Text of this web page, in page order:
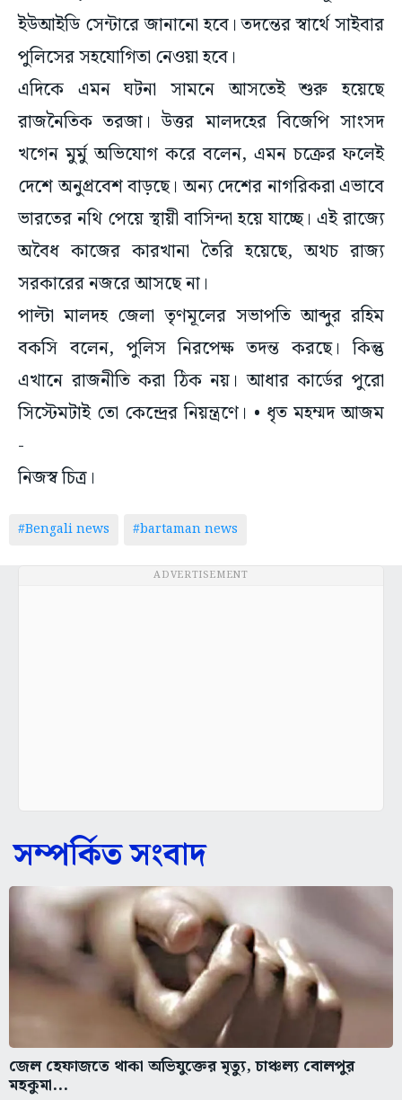
ইউআইডি সেন্টারে জানানো হবে। তদন্তের স্বার্থে সাইবার
পুলিসের সহযোগিতা নেওয়া হবে।
এদিকে এমন ঘটনা সামনে আসতেই শুরু হয়েছে
রাজনৈতিক তরজা। উত্তর মালদহের বিজেপি সাংসদ
খগেন মুর্মু অভিযোগ করে বলেন, এমন চক্রের ফলেই
দেশে অনুপ্রবেশ বাড়ছে। অন্য দেশের নাগরিকরা এভাবে
ভারতের নথি পেয়ে স্থায়ী বাসিন্দা হয়ে যাচ্ছে। এই রাজ্যে
অবৈধ কাজের কারখানা তৈরি হয়েছে, অথচ রাজ্য
সরকারের নজরে আসছে না।
পাল্টা মালদহ জেলা তৃণমূলের সভাপতি আব্দুর রহিম
বকসি বলেন, পুলিস নিরপেক্ষ তদন্ত করছে। কিন্তু
এখানে রাজনীতি করা ঠিক নয়। আধার কার্ডের পুরো
সিস্টেমটাই তো কেন্দ্রের নিয়ন্ত্রণে। • ধৃত মহম্মদ আজম
-
নিজস্ব চিত্র।
#Bengali news #bartaman news
ADVERTISEMENT
সম্পর্কিত সংবাদ
জেল হেফাজতে থাকা অভিযুক্তের মৃত্যু, চাঞ্চল্য বোলপুর
মহকুমা...